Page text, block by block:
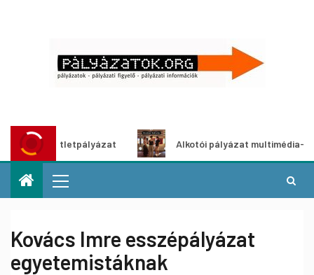
ötletpályázat Alkotói pályázat multimédia-
Kovács Imre esszépályázat
egyetemistáknak